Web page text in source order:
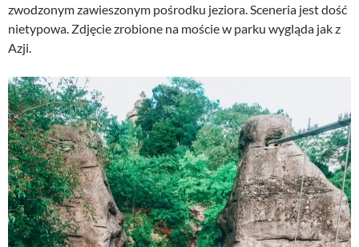
zwodzonym zawieszonym pośrodku jeziora. Sceneria jest dość
nietypowa. Zdjęcie zrobione na moście w parku wygląda jak z
Azji.